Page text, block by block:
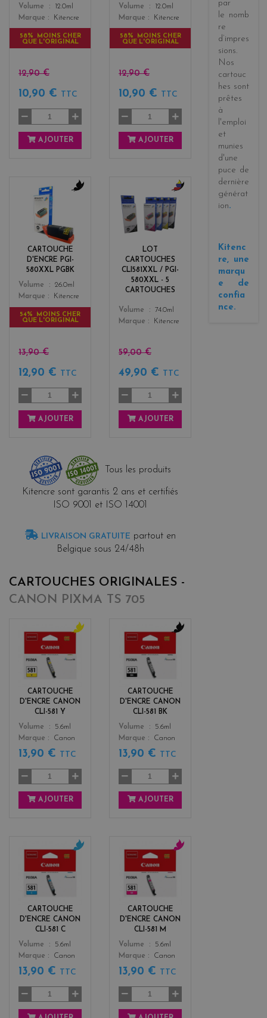
Color
Volume
12.0ml
Marque
Kitencre
58% MOINS CHER
QUE L'ORIGINAL
12,90 €
10,90 € TTC
AJOUTER
Color
Volume
12.0ml
Marque
Kitencre
58% MOINS CHER
QUE L'ORIGINAL
12,90 €
10,90 € TTC
AJOUTER
CARTOUCHE
D'ENCRE PGI-
580XXL PGBK
Color
c
k
Volume
26.0ml
Marque
Kitencre
54% MOINS CHER
QUE L'ORIGINAL
13,90 €
12,90 € TTC
AJOUTER
LOT
CARTOUCHES
CLI581XXL / PGI-
580XXL - 5
CARTOUCHES
Color
b
l
a
+
3
Volume
74.0ml
Marque
Kitencre
59,00 €
49,90 € TTC
AJOUTER
Tous les produits
Kitencre sont garantis 2 ans et certifiés
ISO 9001 et ISO 14001
LIVRAISON GRATUITE partout en
Belgique sous 24/48h
CARTOUCHES ORIGINALES -
CANON PIXMA TS 705
CARTOUCHE
D'ENCRE CANON
CLI-581 Y
Color
e
o
w
Volume
5.6ml
Marque
Canon
13,90 € TTC
AJOUTER
CARTOUCHE
D'ENCRE CANON
CLI-581 BK
Color
l
k
Volume
5.6ml
Marque
Canon
13,90 € TTC
AJOUTER
CARTOUCHE
D'ENCRE CANON
CLI-581 C
Color
y
Volume
5.6ml
Marque
Canon
13,90 € TTC
CARTOUCHE
D'ENCRE CANON
CLI-581 M
Color
a
n
t
Volume
5.6ml
Marque
Canon
13,90 € TTC
par
le nomb
re
d’impres
sions.
Nos
cartouc
hes sont
prêtes
à
l'emploi
et
munies
d'une
puce de
dernière
générat
ion.
Kitenc
re, une
marqu
e de
confia
nce.